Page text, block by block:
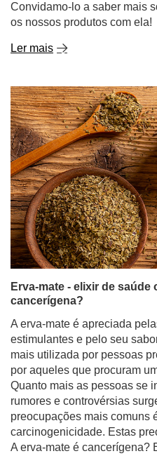
Convidamo-lo a saber mais
os nossos produtos com ela!
Ler mais
Erva-mate - elixir de saúde
cancerígena?
A erva-mate é apreciada
estimulantes e pelo seu
mais utilizada por pessoas
por aqueles que procuram
Quanto mais as pessoas se
rumores e controvérsias
preocupações mais comuns
carcinogenicidade. Estas
A erva-mate é cancerígena?